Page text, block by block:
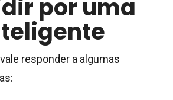
por uma
responder a algumas